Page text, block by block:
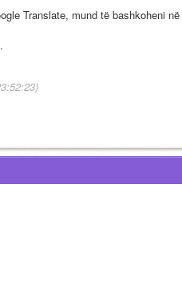
Translate, mund të bashkoheni